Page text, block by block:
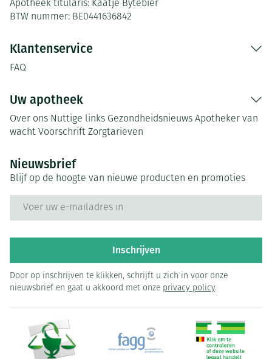
Apotheek titularis: Kaatje Bytebier
BTW nummer: BE0441636842
Klantenservice
FAQ
Uw apotheek
Over ons Nuttige links Gezondheidsnieuws Apotheker van
wacht Voorschrift Zorgtarieven
Nieuwsbrief
Blijf op de hoogte van nieuwe producten en promoties
Inschrijven
Door op inschrijven te klikken, schrijft u zich in voor onze
nieuwsbrief en gaat u akkoord met onze privacy policy.